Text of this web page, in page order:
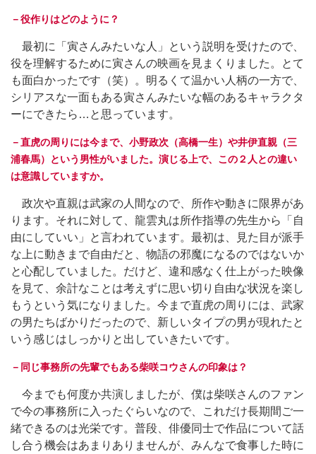
－役作りはどのように？
最初に「寅さんみたいな人」という説明を受けたので、
役を理解するために寅さんの映画を見まくりました。とて
も面白かったです（笑）。明るくて温かい人柄の一方で、
シリアスな一面もある寅さんみたいな幅のあるキャラクタ
ーにできたら…と思っています。
－直虎の周りには今まで、小野政次（高橋一生）や井伊直親（三
浦春馬）という男性がいました。演じる上で、この２人との違い
は意識していますか。
政次や直親は武家の人間なので、所作や動きに限界があ
ります。それに対して、龍雲丸は所作指導の先生から「自
由にしていい」と言われています。最初は、見た目が派手
な上に動きまで自由だと、物語の邪魔になるのではないか
と心配していました。だけど、違和感なく仕上がった映像
を見て、余計なことは考えずに思い切り自由な状況を楽し
もうという気になりました。今まで直虎の周りには、武家
の男たちばかりだったので、新しいタイプの男が現れたと
いう感じはしっかりと出していきたいです。
－同じ事務所の先輩でもある柴咲コウさんの印象は？
今までも何度か共演しましたが、僕は柴咲さんのファン
で今の事務所に入ったぐらいなので、これだけ長期間ご一
緒できるのは光栄です。普段、俳優同士で作品について話
し合う機会はあまりありませんが、みんなで食事した時に